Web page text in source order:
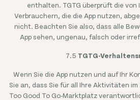
enthalten. TGTG überprüft die von
Verbrauchern, die die App nutzen,
nicht. Beachten Sie also, dass alle
App sehen, ungenau, falsch oder
7.5 TGTG-
Wenn Sie die App nutzen und auf Ihr
Sie an, dass Sie für all Ihre Aktivitäten
Too Good To Go-Marktplatz